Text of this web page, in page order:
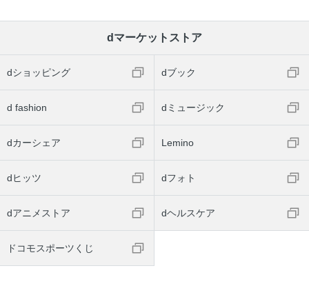
dマーケットストア
dショッピング dブック
d fashion dミュージック
dカーシェア Lemino
dヒッツ dフォト
dアニメストア dヘルスケア
ドコモスポーツくじ